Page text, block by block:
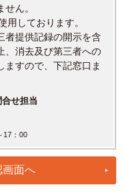
ん。
用しております。
者提供記録の開示を含
、消去及び第三者への
ますので、下記窓口ま
せ担当
17：00